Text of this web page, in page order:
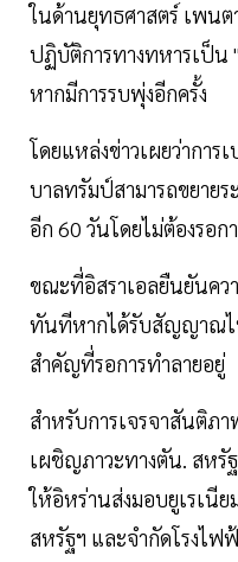
ในด้านยุทธศาสตร์ เพน
ปฏิบัติการทางทหารเป็น
หากมีการรบพุ่งอีกครั้ง
โดยแหล่งข่าวเผยว่ากา
บาลทรัมป์สามารถขยาย
อีก 60 วันโดยไม่ต้องรอ
ขณะที่อิสราเอลยืนยันคว
ทันทีหากได้รับสัญญาณไฟ
สำคัญที่รอการทำลายอยู่
สำหรับการเจรจาสันติภ
เผชิญภาวะทางตัน. สหรั
ให้อิหร่านส่งมอบยูเรเนี
สหรัฐฯ และจำกัดโรงไฟ